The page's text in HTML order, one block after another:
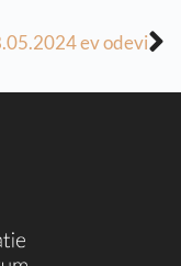
ev odevi